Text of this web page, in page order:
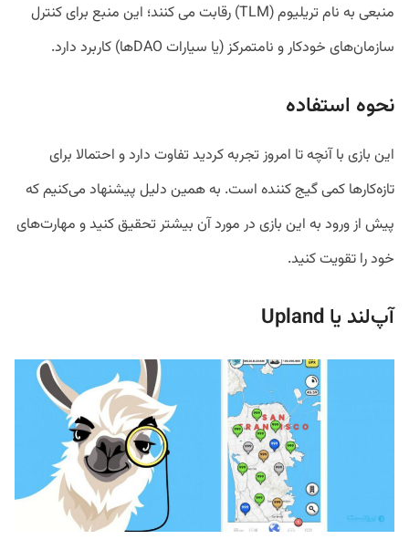
منبعی به نام تریلیوم (TLM) رقابت می کنند؛ این منبع برای کنترل
سازمان‌های خودکار و نامتمرکز (یا سیارات DAOها) کاربرد دارد.
نحوه استفاده
این بازی با آنچه تا امروز تجربه‌ کردید تفاوت دارد و احتمالا برای
تازه‌کارها کمی گیج کننده است. به همین دلیل پیشنهاد می‌کنیم که
پیش از ورود به این بازی در مورد آن بیشتر تحقیق کنید و مهارت‌های
خود را تقویت کنید.
آپ‌لند یا Upland